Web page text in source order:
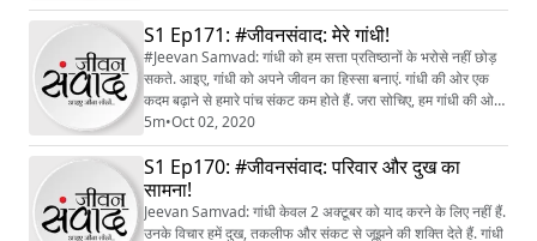
S1 Ep171: #जीवनसंवाद: मेरे गांधी!
#Jeevan Samvad: गांधी को हम सत्ता प्रतिष्ठानों के भरोसे नहीं छोड़
सकते. आइए, गांधी को अपने जीवन का हिस्सा बनाएं. गांधी की ओर एक
कदम बढ़ाने से हमारे पांच संकट कम होते हैं. जरा सोचिए, हम गांधी की ओर
पांच कदम चल गए, तो क्या होगा!
5m•Oct 02, 2020
S1 Ep170: #जीवनसंवाद: परिवार और दुख का
सामना!
Jeevan Samvad: गांधी केवल 2 अक्टूबर को याद करने के लिए नहीं हैं.
उनके विचार हमें दुख, तकलीफ और संकट से जूझने की शक्ति देते हैं. गांधी